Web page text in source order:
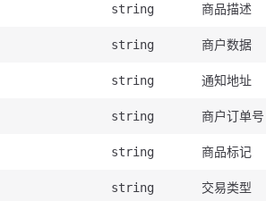
string 商品描述
string 商户数据
string 通知地址
string 商户订单号
string 商品标记
string 交易类型